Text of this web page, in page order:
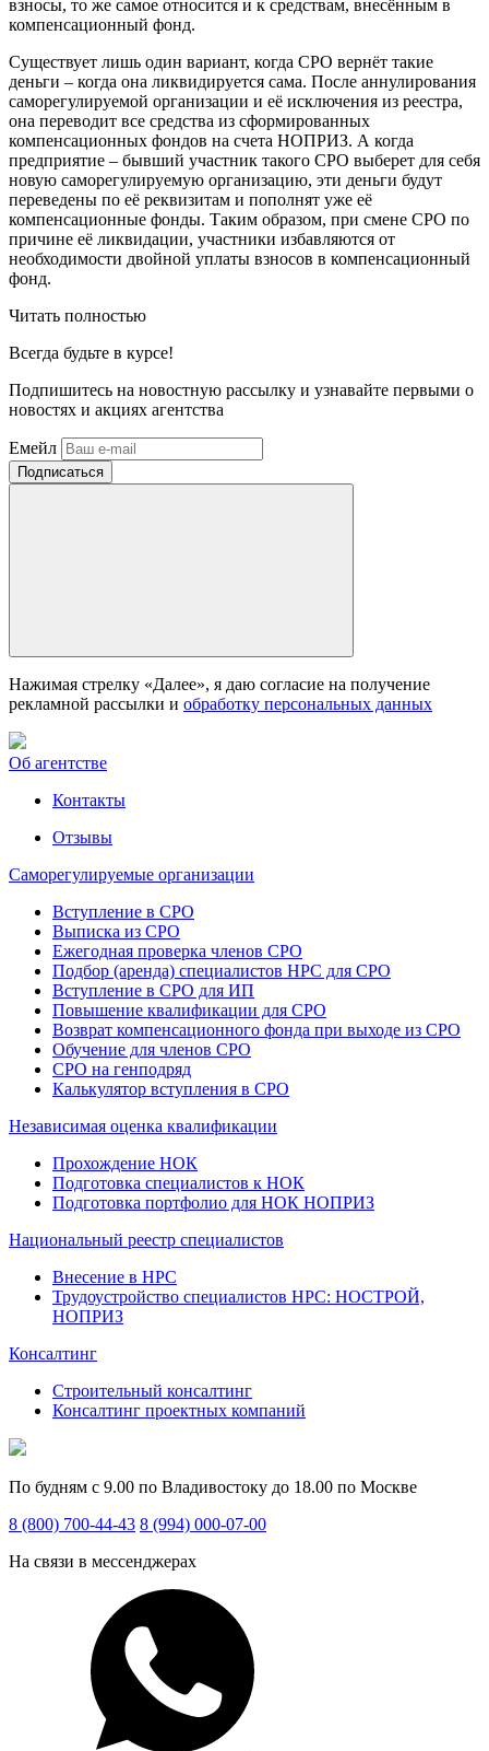
взносы, то же самое относится и к средствам, внесённым в
компенсационный фонд.
Существует лишь один вариант, когда СРО вернёт такие
деньги – когда она ликвидируется сама. После аннулирования
саморегулируемой организации и её исключения из реестра,
она переводит все средства из сформированных
компенсационных фондов на счета НОПРИЗ. А когда
предприятие – бывший участник такого СРО выберет для себя
новую саморегулируемую организацию, эти деньги будут
переведены по её реквизитам и пополнят уже её
компенсационные фонды. Таким образом, при смене СРО по
причине её ликвидации, участники избавляются от
необходимости двойной уплаты взносов в компенсационный
фонд.
Читать полностью
Всегда будьте в курсе!
Подпишитесь на новостную рассылку и узнавайте первыми о
новостях и акциях агентства
Емейл
Нажимая стрелку «Далее», я даю согласие на получение
рекламной рассылки и обработку персональных данных
Об агентстве
Контакты
Отзывы
Саморегулируемые организации
Вступление в СРО
Выписка из СРО
Ежегодная проверка членов СРО
Подбор (аренда) специалистов НРС для СРО
Вступление в СРО для ИП
Повышение квалификации для СРО
Возврат компенсационного фонда при выходе из СРО
Обучение для членов СРО
СРО на генподряд
Калькулятор вступления в СРО
Независимая оценка квалификации
Прохождение НОК
Подготовка специалистов к НОК
Подготовка портфолио для НОК НОПРИЗ
Национальный реестр специалистов
Внесение в НРС
Трудоустройство специалистов НРС: НОСТРОЙ,
НОПРИЗ
Консалтинг
Строительный консалтинг
Консалтинг проектных компаний
По будням с 9.00 по Владивостоку до 18.00 по Москве
8 (800) 700-44-43 8 (994) 000-07-00
На связи в мессенджерах